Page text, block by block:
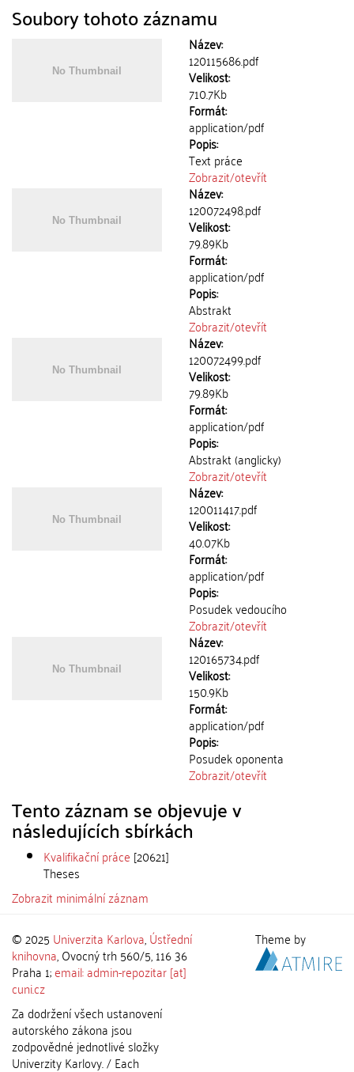
Soubory tohoto záznamu
Název:
120115686.pdf
Velikost:
710.7Kb
Formát:
application/pdf
Popis:
Text práce
Zobrazit/otevřít
Název:
120072498.pdf
Velikost:
79.89Kb
Formát:
application/pdf
Popis:
Abstrakt
Zobrazit/otevřít
Název:
120072499.pdf
Velikost:
79.89Kb
Formát:
application/pdf
Popis:
Abstrakt (anglicky)
Zobrazit/otevřít
Název:
120011417.pdf
Velikost:
40.07Kb
Formát:
application/pdf
Popis:
Posudek vedoucího
Zobrazit/otevřít
Název:
120165734.pdf
Velikost:
150.9Kb
Formát:
application/pdf
Popis:
Posudek oponenta
Zobrazit/otevřít
Tento záznam se objevuje v
následujících sbírkách
Kvalifikační práce [20621]
Theses
Zobrazit minimální záznam
© 2025 Univerzita Karlova,Ústřední
knihovna, Ovocný trh 560/5, 116 36
Praha 1;email: admin-repozitar [at]
cuni.cz
Za dodržení všech ustanovení
autorského zákona jsou
zodpovědné jednotlivé složky
Univerzity Karlovy. / Each
Theme by